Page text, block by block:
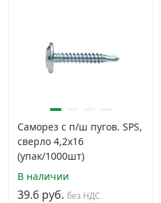
Саморез с п/ш пугов. SPS,
сверло 4,2х16
(упак/1000шт)
В наличии
39.6 руб. без НДС